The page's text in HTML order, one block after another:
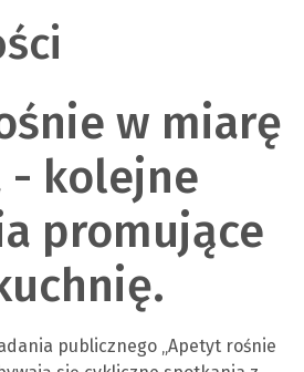
w miarę
- kolejne
promujące
publicznego „Apetyt rośnie